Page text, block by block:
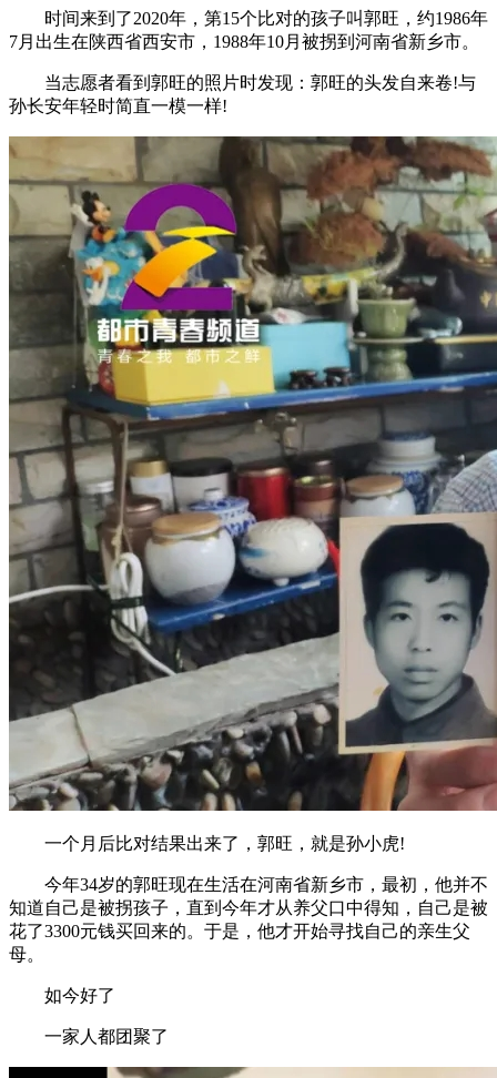
时间来到了2020年，第15个比对的孩子叫郭旺，约1986年
7月出生在陕西省西安市，1988年10月被拐到河南省新乡市。
当志愿者看到郭旺的照片时发现：郭旺的头发自来卷!与
孙长安年轻时简直一模一样!
一个月后比对结果出来了，郭旺，就是孙小虎!
今年34岁的郭旺现在生活在河南省新乡市，最初，他并不
知道自己是被拐孩子，直到今年才从养父口中得知，自己是被
花了3300元钱买回来的。于是，他才开始寻找自己的亲生父
母。
如今好了
一家人都团聚了